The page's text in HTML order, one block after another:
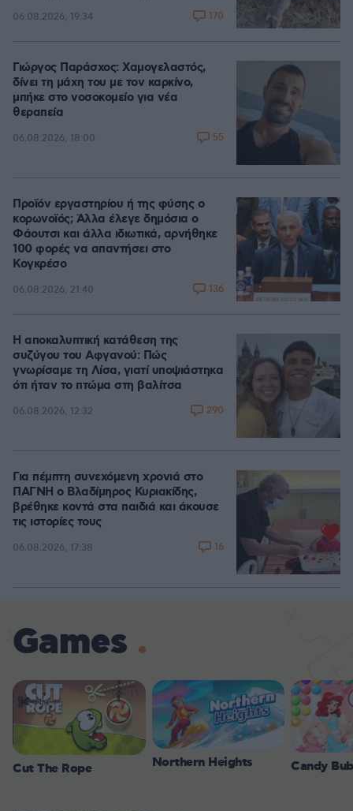
06.08.2026, 19:34 170
Γιώργος Παράσχος: Χαμογελαστός,
δίνει τη μάχη του με τον καρκίνο,
μπήκε στο νοσοκομείο για νέα
θεραπεία
06.08.2026, 18:00 55
Προϊόν εργαστηρίου ή της φύσης ο
κορωνοϊός; Άλλα έλεγε δημόσια ο
Φάουτσι και άλλα ιδιωτικά, αρνήθηκε
100 φορές να απαντήσει στο
Κογκρέσο
06.08.2026, 21:40 136
Η αποκαλυπτική κατάθεση της
συζύγου του Αφγανού: Πώς
γνωρίσαμε τη Λίσα, γιατί υποψιάστηκα
ότι ήταν το πτώμα στη βαλίτσα
06.08.2026, 12:32 290
Για πέμπτη συνεχόμενη χρονιά στο
ΠΑΓΝΗ ο Βλαδίμηρος Κυριακίδης,
βρέθηκε κοντά στα παιδιά και άκουσε
τις ιστορίες τους
06.08.2026, 17:38 16
Games
Cut The Rope Northern Heights Candy